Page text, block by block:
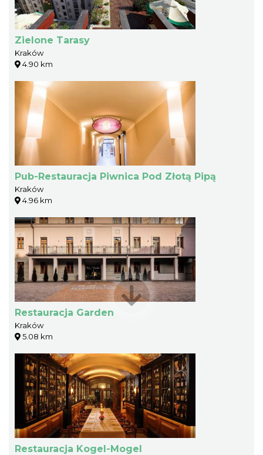
Zielone Tarasy
Kraków
4.90 km
Pub-Restauracja Piwnica Pod Złotą Pipą
Kraków
4.96 km
Restauracja Garden
Kraków
5.08 km
Restauracja Kogel-Mogel